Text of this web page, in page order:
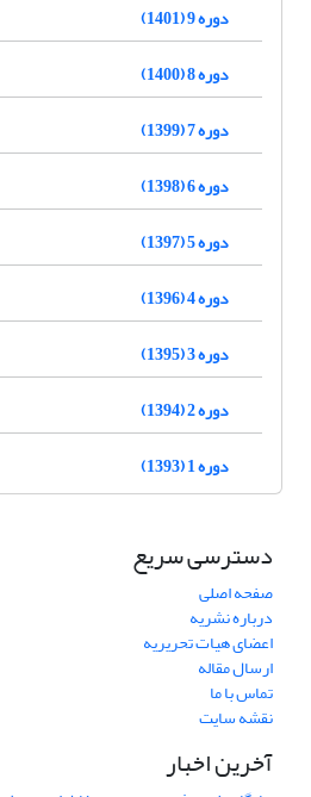
دوره 9 (1401)
دوره 8 (1400)
دوره 7 (1399)
دوره 6 (1398)
دوره 5 (1397)
دوره 4 (1396)
دوره 3 (1395)
دوره 2 (1394)
دوره 1 (1393)
دسترسی سریع
صفحه اصلی
درباره نشریه
اعضای هیات تحریریه
ارسال مقاله
تماس با ما
نقشه سایت
آخرین اخبار